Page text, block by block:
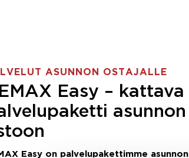
ASUNNON OSTAJALLE
Easy – kattava
asunnon
Easy on palvelupakettimme asunnon